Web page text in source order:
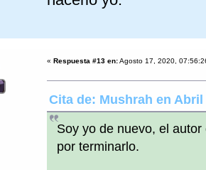
« Respuesta #13 en:Agosto 17, 2020,
Cita de: Mushrah en Abril
Soy yo de nuevo, el
por terminarlo.